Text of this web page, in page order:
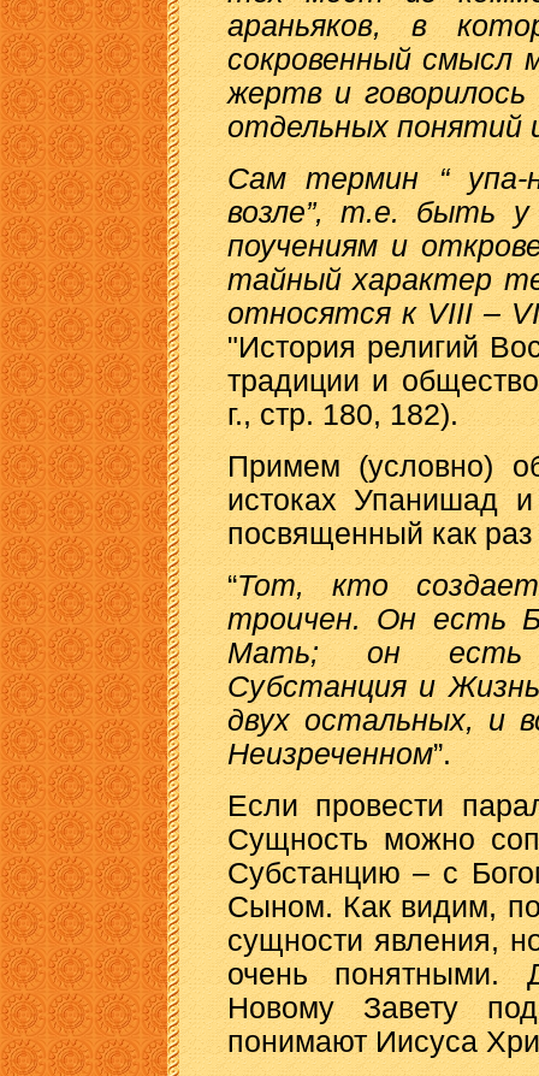
араньяков, в
сокровенный смысл
жертв и
отдельных понятий
Сам термин “ упа-
возле”, т.е. быть
поучениям и
тайный характер
относятся к VIII –
"История религий
традиции и
г., стр. 180, 182).
Примем (условно)
истоках Упанишад
посвященный как
“Тот, кто
троичен. Он есть
Мать; он есть
Субстанция и
двух остальных, и
Неизреченном”.
Если провести
Сущность можно
Субстанцию – с
Сыном. Как видим,
сущности явления,
очень понятными.
Новому Завету
понимают Иисуса